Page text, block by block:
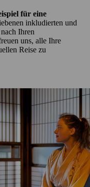
für eine
inkludierten und
Ihren
uns, alle Ihre
Reise zu